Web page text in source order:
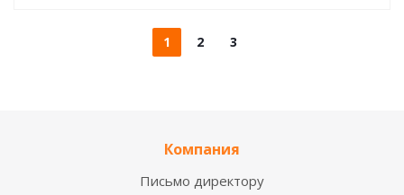
1 2 3
Компания
Письмо директору